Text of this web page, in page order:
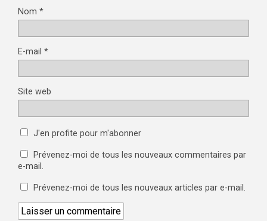
Nom *
E-mail *
Site web
J'en profite pour m'abonner
Prévenez-moi de tous les nouveaux commentaires par
e-mail.
Prévenez-moi de tous les nouveaux articles par e-mail.